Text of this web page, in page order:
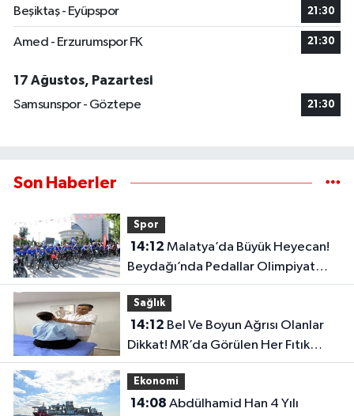
Beşiktaş - Eyüpspor 21:30
Amed - Erzurumspor FK 21:30
17 Ağustos, Pazartesi
Samsunspor - Göztepe
21:30
Son Haberler
Spor
14:12
Beydağı’nda Pedallar Olimpiyat
Puanı İçin Dönüyor
Sağlık
14:12
Dikkat! MR’da Görülen Her Fıtık
Ağrının Nedeni Değil
Ekonomi
14:08